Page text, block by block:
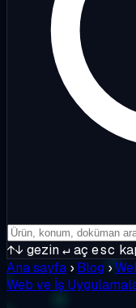
↑↓ gezin↵aç esc
Ana sayfa › Blog ›
Web ve İş